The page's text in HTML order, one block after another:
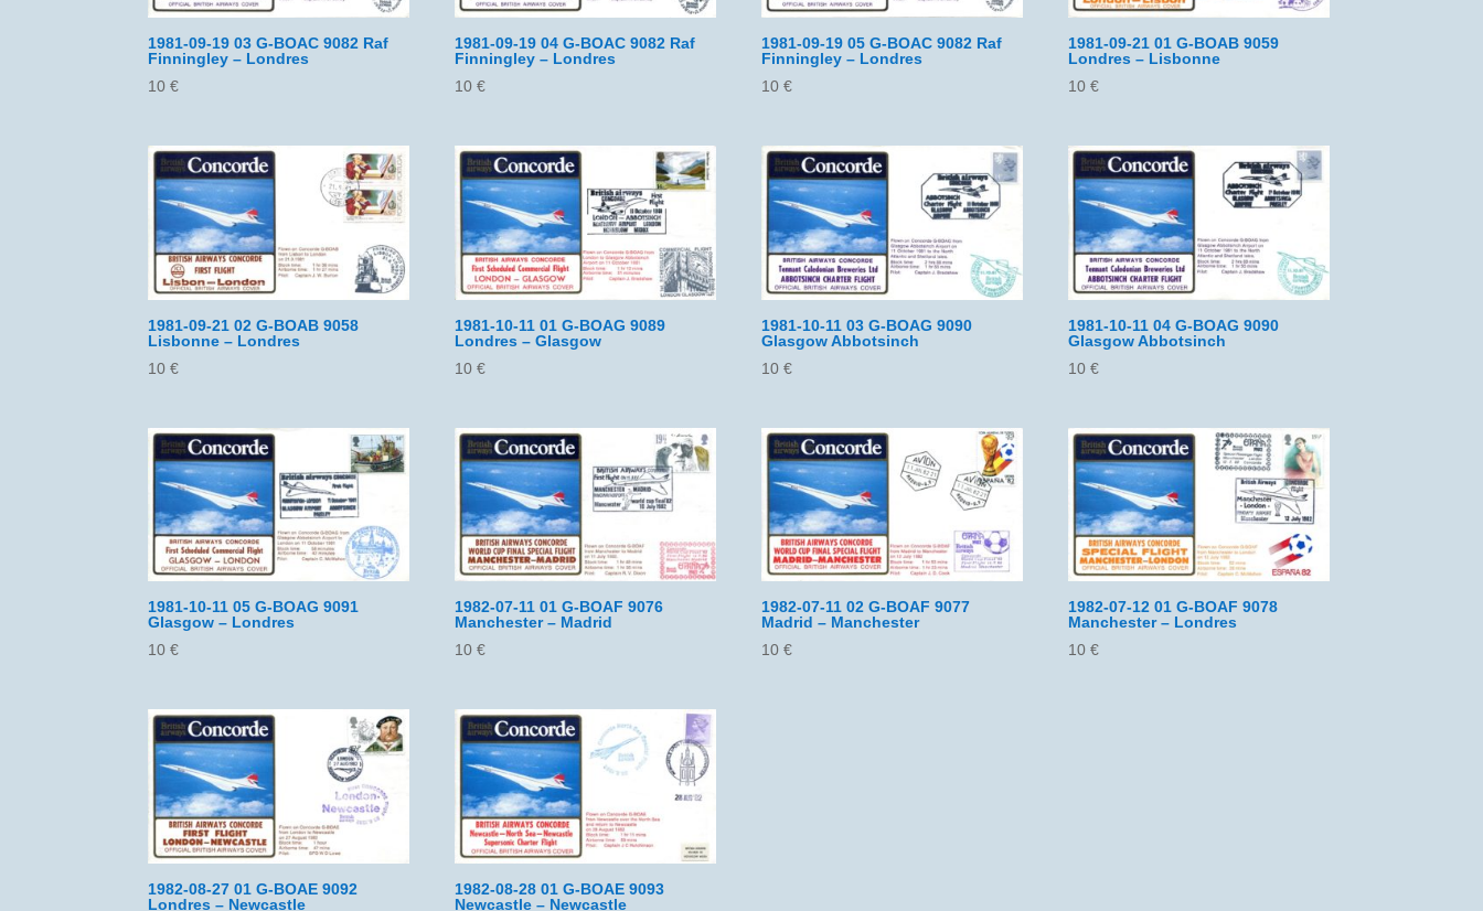
1981-09-19 03 G-BOAC 9082 Raf
Finningley – Londres
10€
1981-09-19 04 G-BOAC 9082 Raf
Finningley – Londres
10€
1981-09-19 05 G-BOAC 9082 Raf
Finningley – Londres
10€
1981-09-21 01 G-BOAB 9059
Londres – Lisbonne
10€
1981-09-21 02 G-BOAB 9058
Lisbonne – Londres
10€
1981-10-11 01 G-BOAG 9089
Londres – Glasgow
10€
1981-10-11 03 G-BOAG 9090
Glasgow Abbotsinch
10€
1981-10-11 04 G-BOAG 9090
Glasgow Abbotsinch
10€
1981-10-11 05 G-BOAG 9091
Glasgow – Londres
10€
1982-07-11 01 G-BOAF 9076
Manchester – Madrid
10€
1982-07-11 02 G-BOAF 9077
Madrid – Manchester
10€
1982-07-12 01 G-BOAF 9078
Manchester – Londres
10€
1982-08-27 01 G-BOAE 9092
Londres – Newcastle
1982-08-28 01 G-BOAE 9093
Newcastle – Newcastle